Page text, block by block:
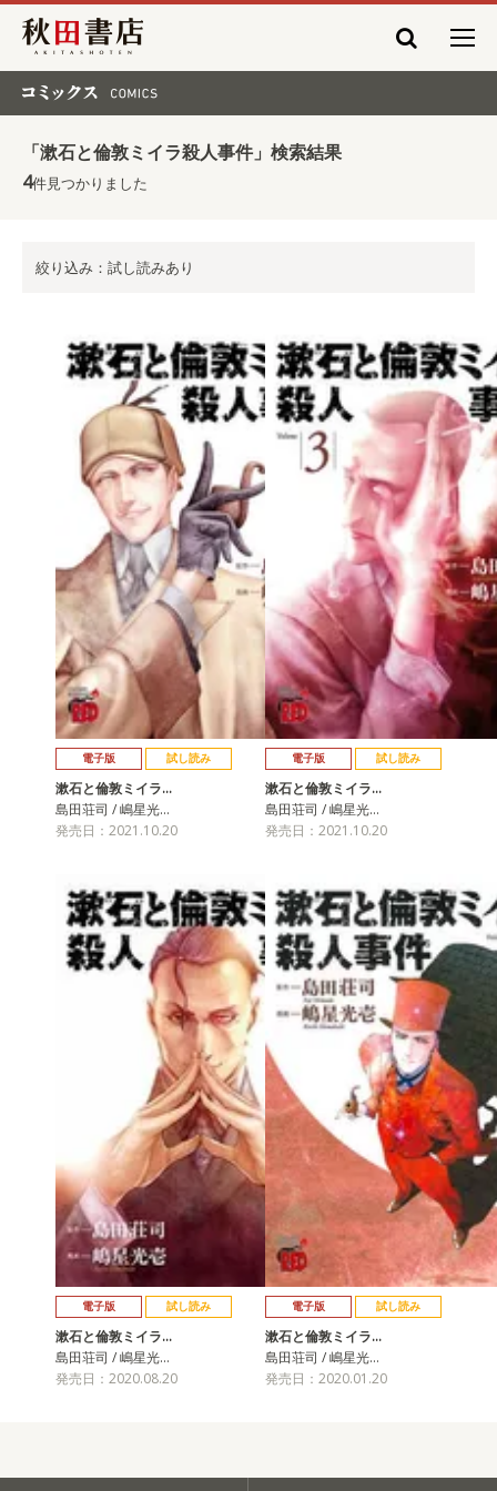
秋田書店
「漱石と倫敦ミイラ殺人事件」検索結果
4件見つかりました
絞り込み：試し読みあり
電子版 試し読み
漱石と倫敦ミイラ…
島田荘司 / 嶋星光…
発売日：2021.10.20
電子版 試し読み
漱石と倫敦ミイラ…
島田荘司 / 嶋星光…
発売日：2021.10.20
電子版 試し読み
漱石と倫敦ミイラ…
島田荘司 / 嶋星光…
発売日：2020.08.20
電子版 試し読み
漱石と倫敦ミイラ…
島田荘司 / 嶋星光…
発売日：2020.01.20